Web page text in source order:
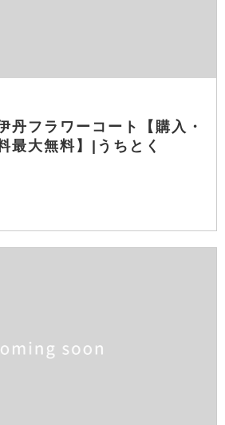
丹フラワーコート【購入・
最大無料】|うちとく